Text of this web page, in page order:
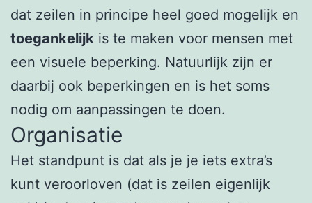
dat zeilen in principe heel goed mogelijk en
toegankelijk is te maken voor mensen met
een visuele beperking. Natuurlijk zijn er
daarbij ook beperkingen en is het soms
nodig om aanpassingen te doen.
Organisatie
Het standpunt is dat als je je iets extra’s
kunt veroorloven (dat is zeilen eigenlijk